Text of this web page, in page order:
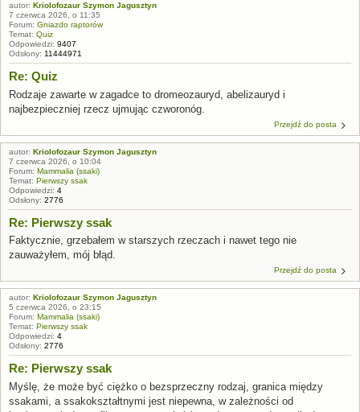
autor: Kriolofozaur Szymon Jagusztyn
7 czerwca 2026, o 11:35
Forum: Gniazdo raptorów
Temat: Quiz
Odpowiedzi: 9407
Odsłony: 11444971
Re: Quiz
Rodzaje zawarte w zagadce to dromeozauryd, abelizauryd i
najbezpieczniej rzecz ujmując czworonóg.
Przejdź do posta
autor: Kriolofozaur Szymon Jagusztyn
7 czerwca 2026, o 10:04
Forum: Mammalia (ssaki)
Temat: Pierwszy ssak
Odpowiedzi: 4
Odsłony: 2776
Re: Pierwszy ssak
Faktycznie, grzebałem w starszych rzeczach i nawet tego nie
zauważyłem, mój błąd.
Przejdź do posta
autor: Kriolofozaur Szymon Jagusztyn
5 czerwca 2026, o 23:15
Forum: Mammalia (ssaki)
Temat: Pierwszy ssak
Odpowiedzi: 4
Odsłony: 2776
Re: Pierwszy ssak
Myślę, że może być ciężko o bezsprzeczny rodzaj, granica między
ssakami, a ssakokształtnymi jest niepewna, w zależności od